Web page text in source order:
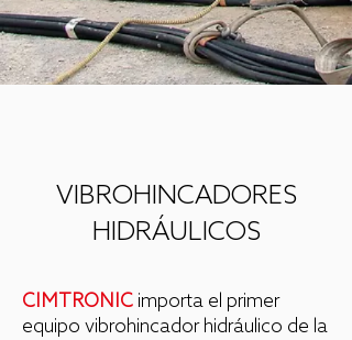
VIBROHINCADORES
HIDRÁULICOS
CIMTRONIC importa el primer
equipo vibrohincador hidráulico de la